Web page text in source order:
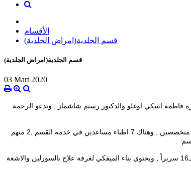
الأقسام
قسم الجلدية(امراض الجلدية)
قسم الجلدية(امراض الجلدية)
03 Mart 2020
هزال و الدكتورة فاطمة اسكي اوغلو والدكتور رستم شاشماز , وندعو الرحمة
ولا زال في القسم 3 اطباء استشاري اول احدهم مسؤول عن التعليم والإدارة وطبيب اخصائي اول يخدم هئية التعليم اضافة الى آخر في اجازة بدون راتب بالكامل 5 اطباء متخصصين , وهناك 7 اطباء مساعدين في خدمة القسم ,2 منهم
بصفتنا قسم امراض الجلدية والتناسلية , نقدم الخدمات للمرضى من خلال العيادات الداخلية والخارجية , ويوجد لدينا خدمة المنامة في المشفى لدى مبنى الميفكي وتتسع لـ16 سريراً , ويحتوي بناء الميفكي لغرفة علاج بالسورلين والاشعة